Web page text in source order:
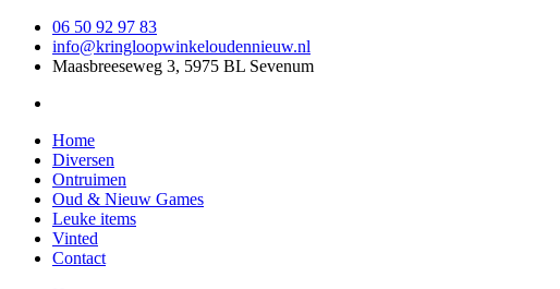
naar
06 50 92 97 83
info@kringloopwinkeloudennieuw.nl
Maasbreeseweg 3, 5975 BL Sevenum
Home
Diversen
Ontruimen
Oud & Nieuw Games
Leuke items
Vinted
Contact